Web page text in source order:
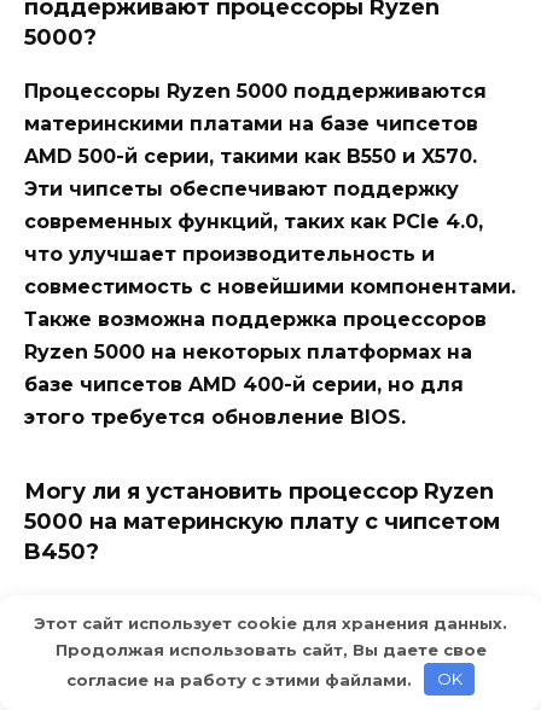
поддерживают процессоры Ryzen
5000?
Процессоры Ryzen 5000 поддерживаются
материнскими платами на базе чипсетов
AMD 500-й серии, такими как B550 и X570.
Эти чипсеты обеспечивают поддержку
современных функций, таких как PCIe 4.0,
что улучшает производительность и
совместимость с новейшими компонентами.
Также возможна поддержка процессоров
Ryzen 5000 на некоторых платформах на
базе чипсетов AMD 400-й серии, но для
этого требуется обновление BIOS.
Могу ли я установить процессор Ryzen
5000 на материнскую плату с чипсетом
B450?
5000 на материнскую плату с чипсетом
B450, но это требует обновления BIOS до
последней версии, которая добавляет
Этот сайт использует cookie для хранения данных.
Продолжая использовать сайт, Вы даете свое
согласие на работу с этими файлами.
OK